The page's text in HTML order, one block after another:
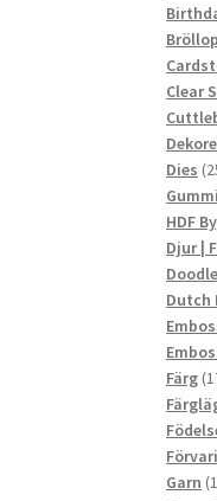
Bröllop
Clear
Dies
HDF
Djur |
Dutch
Färg
Garn